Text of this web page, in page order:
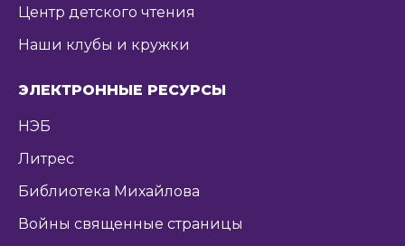
Центр детского чтения
Наши клубы и кружки
ЭЛЕКТРОННЫЕ РЕСУРСЫ
НЭБ
Литрес
Библиотека Михайлова
Войны священные страницы